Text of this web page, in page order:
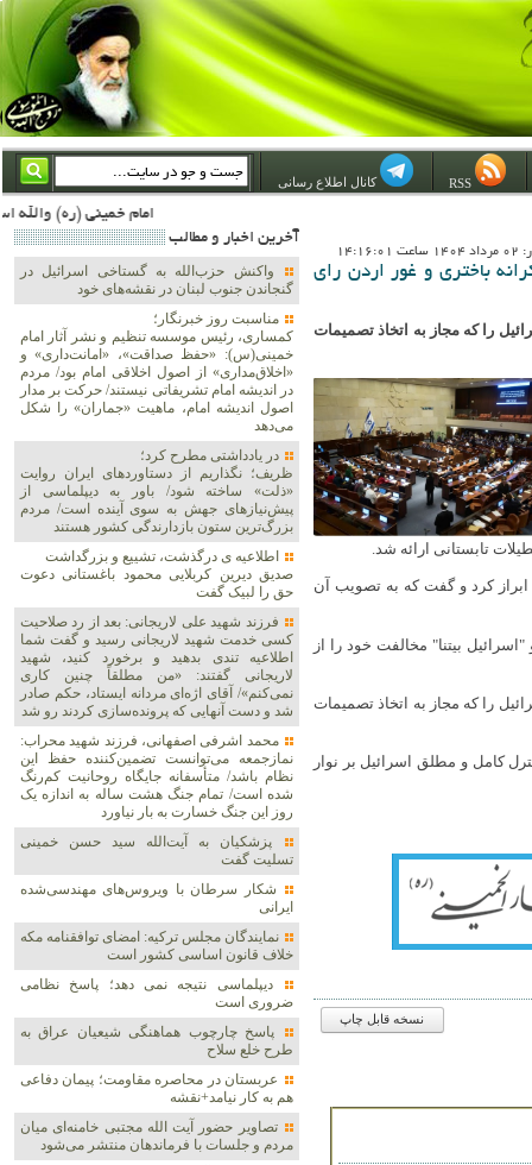
کانال اطلاع رسانی
امام خمینی (ره) والله اسلام تمامش سیاست است؛ ***** امام شهید: به گفتار امام و کردار امام اهتمام بورزید ***** امام خمینی(ره): ان شاء الله ما اندوه دلمان را در وقت مناسب با انتقام از امریکا و آل سعود برطرف خواهیم
باختری و غور اردن رای
را که مجاز به اتخاذ تصمیمات
تابستانی ارائه شد.
ابراز کرد و گفت که به تصویب آن
بیتنا" مخالفت خود را از
را که مجاز به اتخاذ تصمیمات
کامل و مطلق اسرائیل بر نوار
نسخه قابل چاپ
آخرين اخبار و مطالب
واکنش حزب‌الله به گستاخی اسرائیل در
گنجاندن جنوب لبنان در نقشه‌های خود
مناسبت روز خبرنگار؛
کمساری، رئیس موسسه تنظیم و نشر آثار امام
خمینی(س): «حفظ صداقت»، «امانت‌داری» و
«اخلاق‌مداری» از اصول اخلاقی امام بود/ مردم
در اندیشه امام تشریفاتی نیستند/ حرکت بر مدار
اصول اندیشه امام، ماهیت «جماران» را شکل
می‌دهد
در یادداشتی مطرح کرد؛
ظریف؛ نگذاریم از دستاوردهای ایران روایت
«ذلت» ساخته شود/ باور به دیپلماسی از
پیش‌نیازهای جهش به سوی آینده است/ مردم
بزرگ‌ترین ستون بازدارندگی کشور هستند
اطلاعیه ی درگذشت، تشییع و بزرگداشت
صدیق دیرین کربلایی محمود باغستانی دعوت
حق را لبیک گفت
فرزند شهید علی لاریجانی: بعد از رد صلاحیت
کسی خدمت شهید لاریجانی رسید و گفت شما
اطلاعیه‌ تندی بدهید و برخورد کنید، شهید
لاریجانی گفتند: «من مطلقاً چنین کاری
نمی‌کنم»/ آقای اژه‌ای مردانه ایستاد، حکم صادر
شد و دست آنهایی که پرونده‌سازی کردند رو شد
محمد اشرفی اصفهانی، فرزند شهید محراب:
نمازجمعه می‌توانست تضمین‌کننده حفظ این
نظام باشد/ متأسفانه جایگاه روحانیت کم‌رنگ
شده است/ تمام جنگ هشت ساله به اندازه یک
روز این جنگ خسارت به بار نیاورد
پزشکیان به آیت‌الله سید حسن خمینی
تسلیت گفت
شکار سرطان با ویروس‌های مهندسی‌شده
ایرانی
نمایندگان مجلس ترکیه: امضای توافقنامه مکه
خلاف قانون اساسی کشور است
دیپلماسی نتیجه‌ نمی دهد؛ پاسخ نظامی
ضروری است
پاسخ چارچوب هماهنگی شیعیان عراق به
طرح خلع سلاح
عربستان در محاصره مقاومت؛ پیمان دفاعی
هم به کار نیامد+نقشه
تصاویر حضور آیت الله مجتبی خامنه‌ای میان
مردم و جلسات با فرماندهان منتشر می‌شود